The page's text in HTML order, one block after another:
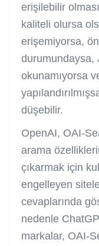
erişilebilir
kaliteli olursa
erişemiyorsa,
durumundaysa,
okunamıyorsa
düşebilir.
OpenAI, OAI-
arama
çıkarmak için
engelleyen
cevaplarında
nedenle
markalar, OAI-